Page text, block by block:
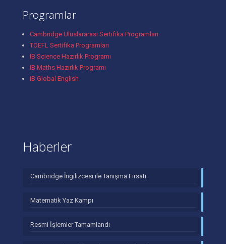
Programlar
Cambridge Uluslararası Sertifika Programları
TOEFL Sertifika Programları
IB Science Hazırlık Programı
IB Maths Hazırlık Programı
IB Global English
Haberler
Cambridge İngilizcesi ile Tanışma Fırsatı
Matematik Yaz Kampı
Resmi İşlemler Tamamlandı